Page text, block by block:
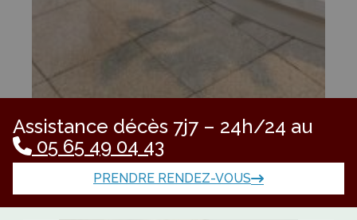
Assistance décès 7j7 – 24h/24 au
05 65 49 04 43
PRENDRE RENDEZ-VOUS